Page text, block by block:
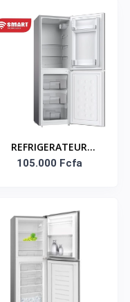
REFRIGERATEUR
COMBINE SMART 133
Référence : STCB-155H
105.000 Fcfa